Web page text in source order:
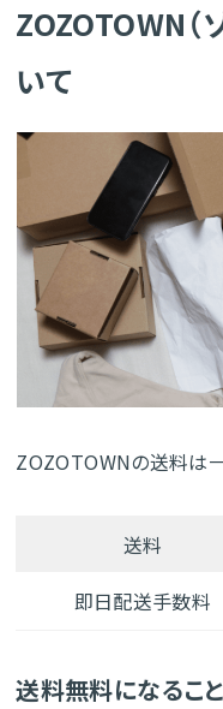
ZOZOTOWN（
いて
ZOZOTOWNの送料は
送料
即日配送手数料
送料無料になるこ